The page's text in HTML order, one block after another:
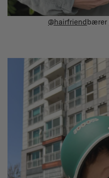
@hairfriendbærer